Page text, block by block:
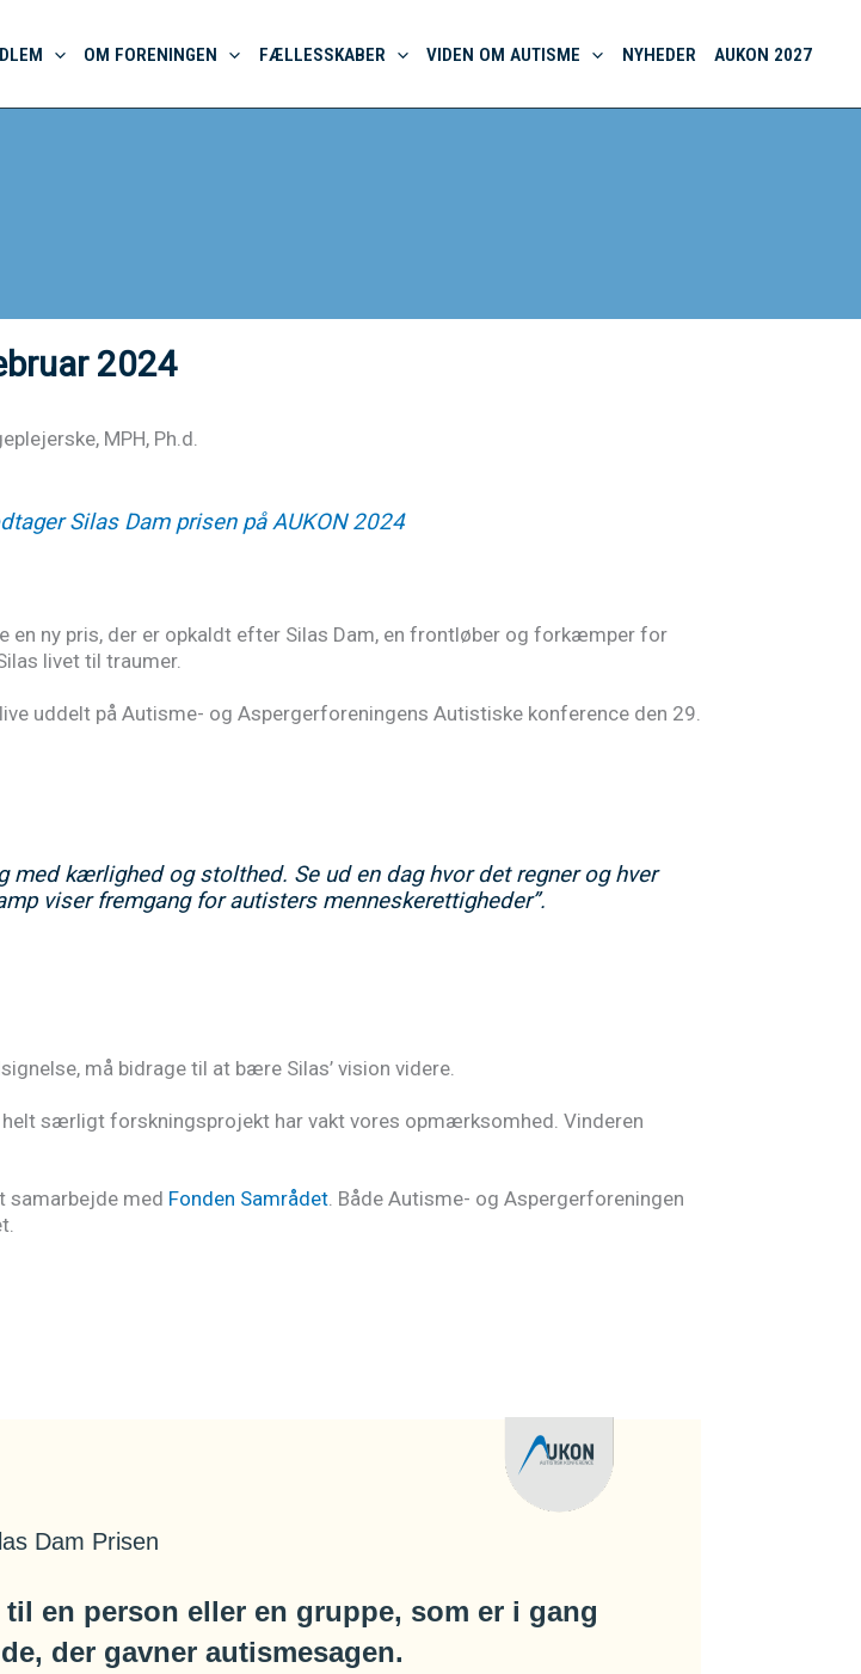
OM FORENINGEN FÆLLESSKABER VIDEN OM AUTISME NYHEDER AUKON 2027
2024
MPH, Ph.d.
Silas Dam prisen på AUKON 2024
ny pris, der er opkaldt efter Silas Dam, en frontløber og forkæmper for
livet til traumer.
uddelt på Autisme- og Aspergerforeningens Autistiske konference den 29.
kærlighed og stolthed. Se ud en dag hvor det regner og hver
viser fremgang for autisters menneskerettigheder”.
må bidrage til at bære Silas’ vision videre.
særligt forskningsprojekt har vakt vores opmærksomhed. Vinderen
samarbejde med Fonden Samrådet. Både Autisme- og Aspergerforeningen
en person eller en gruppe, som er i gang
der gavner autismesagen.